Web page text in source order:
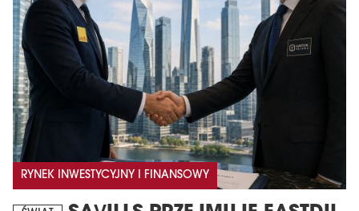
RYNEK INWESTYCYJNY I FINANSOWY